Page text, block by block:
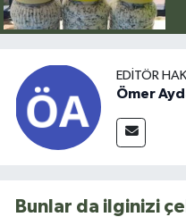
EDITÖR
Ömer
Bunlar da ilginizi